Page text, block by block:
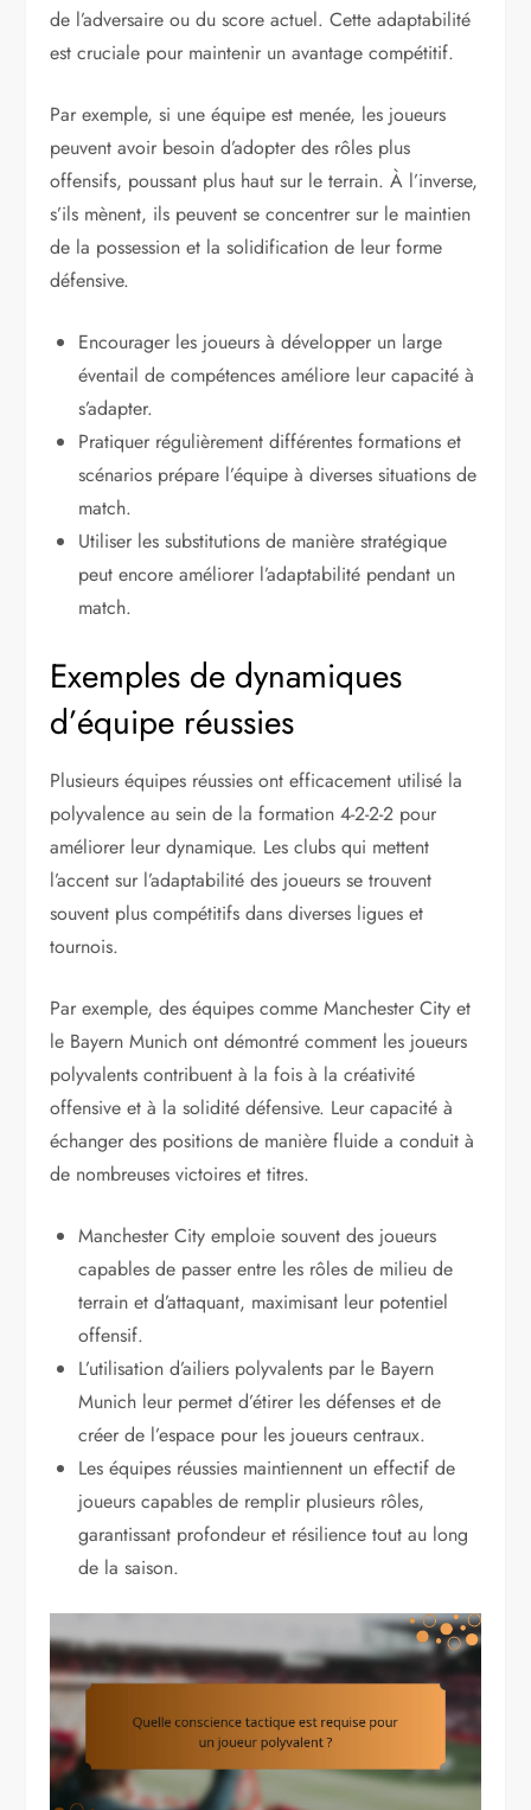
de l’adversaire ou du score actuel. Cette adaptabilité
est cruciale pour maintenir un avantage compétitif.
Par exemple, si une équipe est menée, les joueurs
peuvent avoir besoin d’adopter des rôles plus
offensifs, poussant plus haut sur le terrain. À l’inverse,
s’ils mènent, ils peuvent se concentrer sur le maintien
de la possession et la solidification de leur forme
défensive.
Encourager les joueurs à développer un large
éventail de compétences améliore leur capacité à
s’adapter.
Pratiquer régulièrement différentes formations et
scénarios prépare l’équipe à diverses situations de
match.
Utiliser les substitutions de manière stratégique
peut encore améliorer l’adaptabilité pendant un
match.
Exemples de dynamiques
d’équipe réussies
Plusieurs équipes réussies ont efficacement utilisé la
polyvalence au sein de la formation 4-2-2-2 pour
améliorer leur dynamique. Les clubs qui mettent
l’accent sur l’adaptabilité des joueurs se trouvent
souvent plus compétitifs dans diverses ligues et
tournois.
Par exemple, des équipes comme Manchester City et
le Bayern Munich ont démontré comment les joueurs
polyvalents contribuent à la fois à la créativité
offensive et à la solidité défensive. Leur capacité à
échanger des positions de manière fluide a conduit à
de nombreuses victoires et titres.
Manchester City emploie souvent des joueurs
capables de passer entre les rôles de milieu de
terrain et d’attaquant, maximisant leur potentiel
offensif.
L’utilisation d’ailiers polyvalents par le Bayern
Munich leur permet d’étirer les défenses et de
créer de l’espace pour les joueurs centraux.
Les équipes réussies maintiennent un effectif de
joueurs capables de remplir plusieurs rôles,
garantissant profondeur et résilience tout au long
de la saison.